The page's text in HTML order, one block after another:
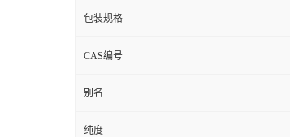
包装规格
CAS编号
别名
纯度